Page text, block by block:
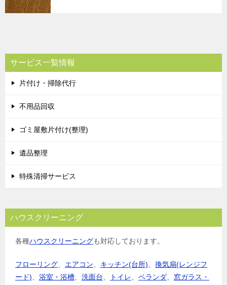
サービス一覧情報
片付け・掃除代行
不用品回収
ゴミ屋敷片付け(整理)
遺品整理
特殊清掃サービス
ハウスクリーニング
各種ハウスクリーニングも対応しております。
フローリング、 エアコン、 キッチン(台所)、 換気扇(レンジフ
ード)、 浴室・浴槽、 洗面台、 トイレ、 ベランダ、 窓ガラス・